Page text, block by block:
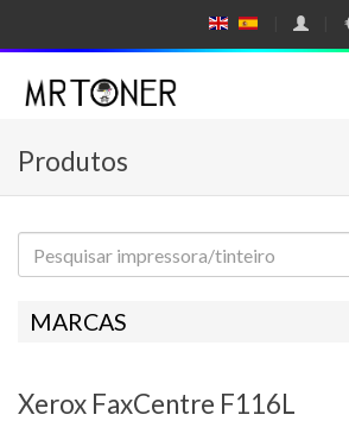
N
SP
Produtos
MARCAS
Xerox FaxCentre F116L